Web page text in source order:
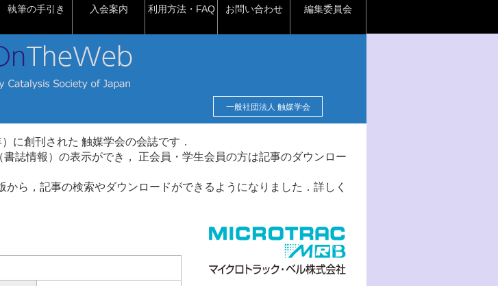
執筆の手引き 入会案内 利用方法・FAQ お問い合わせ 編集委員会
一般社団法人 触媒学会
に創刊された 触媒学会の会誌です．
誌情報）の表示ができ， 正会員・学生会員の方は記事のダウンロー
ら，記事の検索やダウンロードができるようになりました．詳しく